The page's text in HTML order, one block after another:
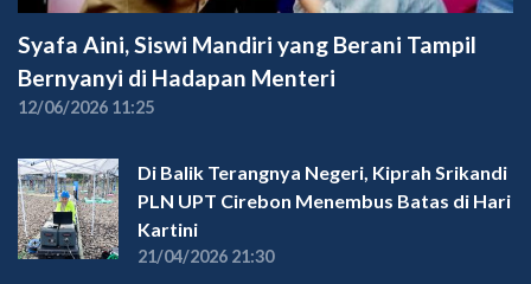
Syafa Aini, Siswi Mandiri yang Berani Tampil
Bernyanyi di Hadapan Menteri
12/06/2026 11:25
Di Balik Terangnya Negeri, Kiprah Srikandi
PLN UPT Cirebon Menembus Batas di Hari
Kartini
21/04/2026 21:30